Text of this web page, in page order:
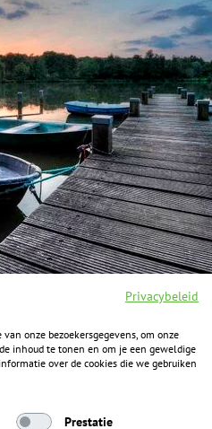
Privacybeleid
onze bezoekersgegevens, om onze
inhoud te tonen en om je een geweldige
over de cookies die we gebruiken
Prestatie